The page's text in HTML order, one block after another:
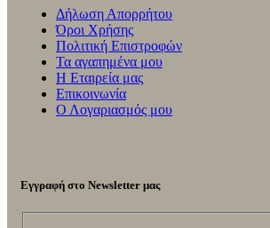
Δήλωση Απορρήτου
Όροι Χρήσης
Πολιτική Επιστροφών
Τα αγαπημένα μου
Η Εταιρεία μας
Επικοινωνία
Ο Λογαριασμός μου
Εγγραφή στο Newsletter μας